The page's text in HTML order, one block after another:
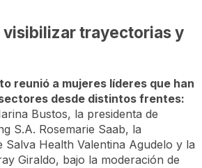
visibilizar trayectorias y
reunió a mujeres líderes que han
desde distintos frentes:
Bustos, la presidenta de
S.A. Rosemarie Saab, la
Salva Health Valentina Agudelo y la
Giraldo, bajo la moderación de